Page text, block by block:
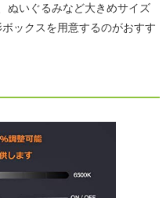
ぬいぐるみなど大きめサイズ
ックスを用意するのがおすす